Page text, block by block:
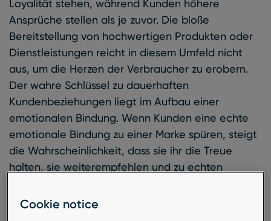
Loyalität stehen, während Kunden höhere
Ansprüche stellen als je zuvor. Die bloße
Bereitstellung von hochwertigen Produkten oder
Dienstleistungen reicht in diesem Umfeld nicht
aus, um die Herzen der Verbraucher zu erobern.
Der wahre Schlüssel zu dauerhaften
Kundenbeziehungen liegt im Aufbau einer
emotionalen Bindung. Wenn Kunden eine echte
emotionale Bindung zu einer Marke spüren, steigt
die Wahrscheinlichkeit, dass sie ihr die Treue
halten, sie weiterempfehlen und zu echten
wollen wir uns fünf Strategien ansehen, mit denen
Cookie notice